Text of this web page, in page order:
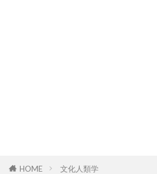
HOME 文化人類学